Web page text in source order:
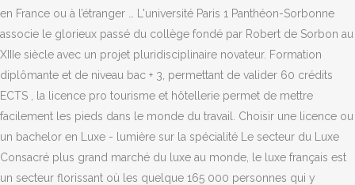
en France ou à l’étranger … L'université Paris 1 Panthéon-Sorbonne
associe le glorieux passé du collège fondé par Robert de Sorbon au
XIIIe siècle avec un projet pluridisciplinaire novateur. Formation
diplômante et de niveau bac + 3, permettant de valider 60 crédits
ECTS , la licence pro tourisme et hôtellerie permet de mettre
facilement les pieds dans le monde du travail. Choisir une licence ou
un bachelor en Luxe - lumière sur la spécialité Le secteur du Luxe
Consacré plus grand marché du luxe au monde, le luxe français est
un secteur florissant où les quelque 165 000 personnes qui y